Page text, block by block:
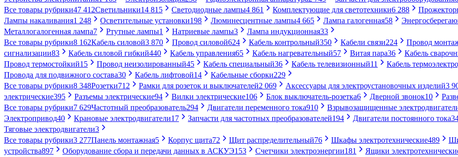
Все товары рубрики47 412Светильники14 815 Светодиодные лампы4 861 Комплектующие для светотехники6 288
Лампы накаливания1 248 Осветительные установки198 Люминесцентные лампы4 665 Лампа галогенная58
Металлогалогенная лампа7 Ртутные лампы1 Натриевые лампы3 Лампа индукционная33
Все товары рубрики8 162Кабель силовой3 870 Провод силовой624 Кабель контрольный350 Кабели связи224 Провод
сигнализации83 Кабель силовой гибкий440 Кабель управления65 Кабель нагревательный57 Витая пара36 Кабель
Провод термостойкий15 Провод неизолированный45 Кабель специальный36 Кабель телевизионный11 Кабель
Провода для подвижного состава30 Кабель лифтовой14 Кабельные сборки229
Все товары рубрики8 348Розетки712 Рамки для розеток и выключателей2 069 Аксессуары для электроустановочных изделий3
электрические395 Разъемы электрические94 Вилки электрические106 Блок выключатель-розетка6 Дверной звонок10
Все товары рубрики7 629Частотный преобразователь294 Двигатели переменного тока910 Взрывозащищенные
Электропривод40 Крановые электродвигатели17 Запчасти для частотных преобразователей194 Двигатели постоянного тока
Тяговые электродвигатели3
Все товары рубрики3 277Панель монтажная5 Корпус щита72 Щит распределительный76 Шкафы электротехнические489
устройства897 Оборудование сбора и передачи данных в АСКУЭ153 Счетчики электроэнергии181 Ящики